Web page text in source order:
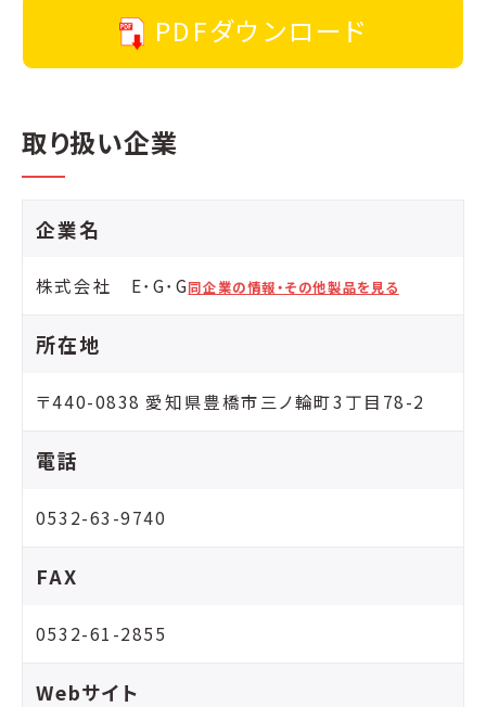
PDFダウンロード
取り扱い企業
企業名
株式会社 E･G･G同企業の情報・その他製品を見る
所在地
〒440-0838 愛知県豊橋市三ノ輪町3丁目78-2
電話
0532-63-9740
FAX
0532-61-2855
Webサイト